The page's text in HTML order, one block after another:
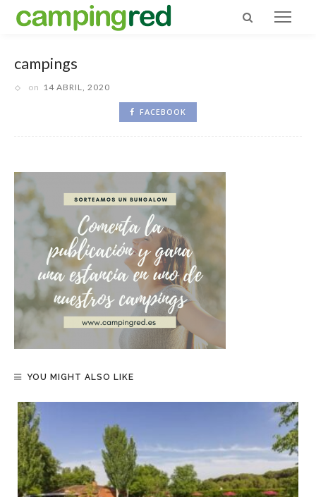
campings
on 14 ABRIL, 2020
FACEBOOK
YOU MIGHT ALSO LIKE